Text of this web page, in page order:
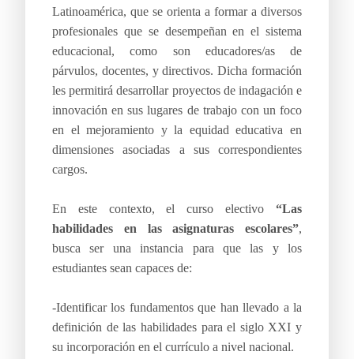
Latinoamérica, que se orienta a formar a diversos
profesionales que se desempeñan en el sistema
educacional, como son educadores/as de
párvulos, docentes, y directivos. Dicha formación
les permitirá desarrollar proyectos de indagación e
innovación en sus lugares de trabajo con un foco
en el mejoramiento y la equidad educativa en
dimensiones asociadas a sus correspondientes
cargos.
En este contexto, el curso electivo “Las
habilidades en las asignaturas escolares”,
busca ser una instancia para que las y los
estudiantes sean capaces de:
-Identificar los fundamentos que han llevado a la
definición de las habilidades para el siglo XXI y
su incorporación en el currículo a nivel nacional.